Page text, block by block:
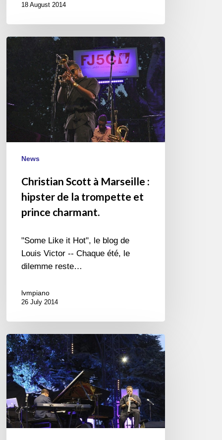
18 August 2014
Christian
à
Marseille
hipster
de
trompette
charmant.
News
Christian Scott à Marseille :
hipster de la trompette et
prince charmant.
"Some Like it Hot", le blog de
Louis Victor -- Chaque été, le
dilemme reste…
lvmpiano
26 July 2014
A
Marseille,
une
soirée
duos
au
sommet.